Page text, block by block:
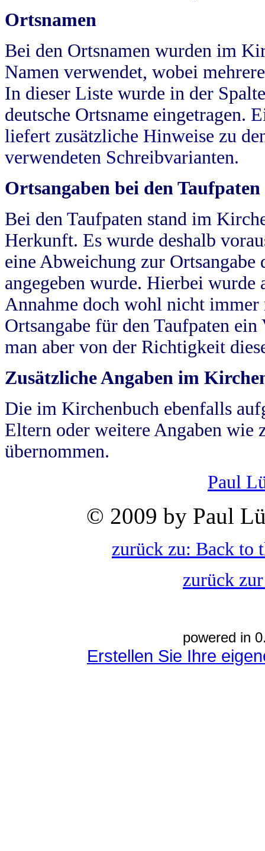
Ortsnamen
Bei den Ortsnamen wurden im
Namen verwendet, wobei
In dieser Liste wurde in der
deutsche Ortsname eingetragen.
liefert zusätzliche Hinweise zu
verwendeten Schreibvarianten.
Ortsangaben bei den Taufpaten
Bei den Taufpaten stand im
Herkunft. Es wurde deshalb
eine Abweichung zur
angegeben wurde. Hierbei wurde
Annahme doch wohl nicht
Ortsangabe für den Taufpaten
man aber von der Richtigkeit
Zusätzliche Angaben im
Die im Kirchenbuch ebenfalls
Eltern oder weitere Angaben wie
übernommen.
Paul
© 2009 by Paul
zurück zu: Back to
zurück
powered in
Erstellen Sie Ihre